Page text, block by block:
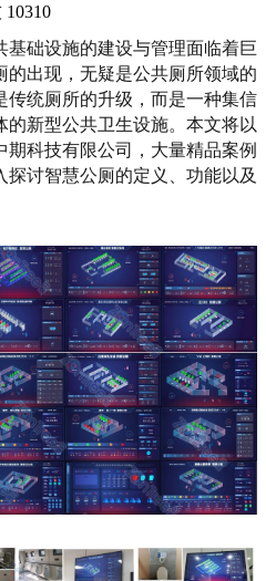
10310
础设施的建设与管理面临着巨
出现，无疑是公共厕所领域的
统厕所的升级，而是一种集信
新型公共卫生设施。本文将以
科技有限公司，大量精品案例
讨智慧公厕的定义、功能以及